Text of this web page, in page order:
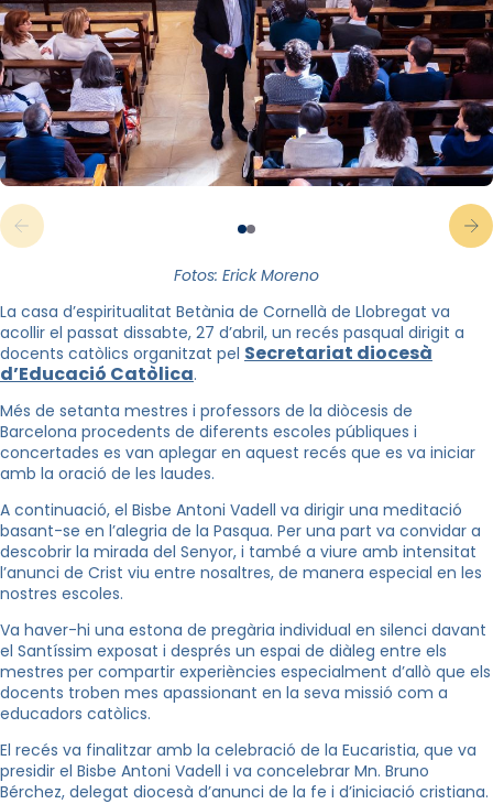
Fotos: Erick Moreno
La casa d’espiritualitat Betània de Cornellà de Llobregat va
acollir el passat dissabte, 27 d’abril, un recés pasqual dirigit a
docents catòlics organitzat pel Secretariat diocesà
d’Educació Catòlica.
Més de setanta mestres i professors de la diòcesis de
Barcelona procedents de diferents escoles públiques i
concertades es van aplegar en aquest recés que es va iniciar
amb la oració de les laudes.
A continuació, el Bisbe Antoni Vadell va dirigir una meditació
basant-se en l’alegria de la Pasqua. Per una part va convidar a
descobrir la mirada del Senyor, i també a viure amb intensitat
l’anunci de Crist viu entre nosaltres, de manera especial en les
nostres escoles.
Va haver-hi una estona de pregària individual en silenci davant
el Santíssim exposat i després un espai de diàleg entre els
mestres per compartir experiències especialment d’allò que els
docents troben mes apassionant en la seva missió com a
educadors catòlics.
El recés va finalitzar amb la celebració de la Eucaristia, que va
presidir el Bisbe Antoni Vadell i va concelebrar Mn. Bruno
Bérchez, delegat diocesà d’anunci de la fe i d’iniciació cristiana.